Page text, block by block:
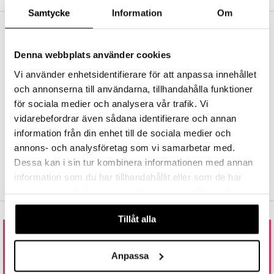
Samtycke Information Om
Denna webbplats använder cookies
Vi använder enhetsidentifierare för att anpassa innehållet
och annonserna till användarna, tillhandahålla funktioner
för sociala medier och analysera vår trafik. Vi
vidarebefordrar även sådana identifierare och annan
information från din enhet till de sociala medier och
annons- och analysföretag som vi samarbetar med.
Dessa kan i sin tur kombinera informationen med annan
information som du har tillhandahållit eller som de har
våra cookies vid fortsatt användande av vår webbplats.
Tillåt alla
Anpassa
linser
& svar
Hos Shopping4net beregnes grensen for fri frakt ut fra hvilken(e)
RASKE LEVERANSER
Order lagt før 14.00 sendes normalt ut samme dag.
TRYGGE KJØP
ved faktura, kontokort, direktebetaling og kundekonto.
RING ELLER MAIL TIL OSS
800 17 091